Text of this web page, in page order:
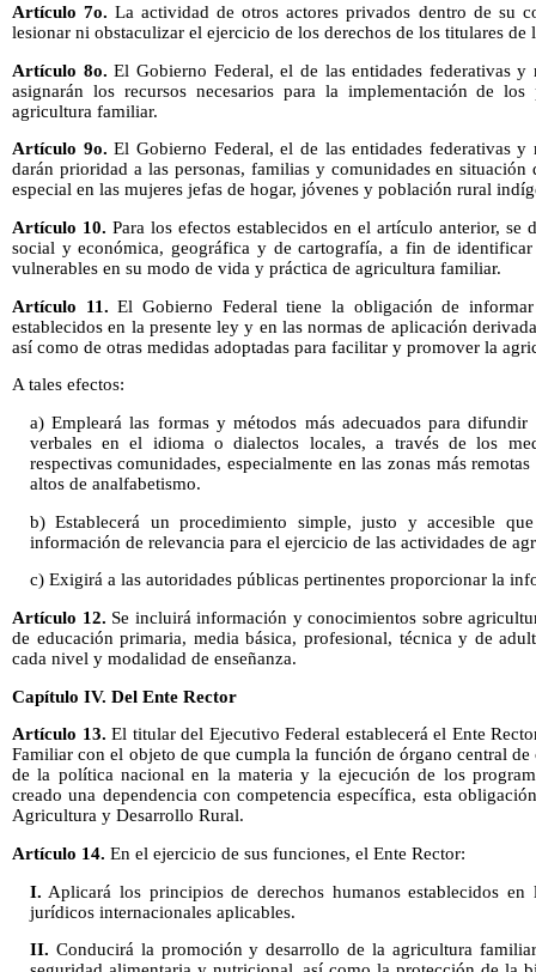
Artículo 7o. La actividad de otros actores privados dentro de su
lesionar ni obstaculizar el ejercicio de los derechos de los titulares
Artículo 8o. El Gobierno Federal, el de las entidades federativas y
asignarán los recursos necesarios para la implementación de
agricultura familiar.
Artículo 9o. El Gobierno Federal, el de las entidades federativas y
darán prioridad a las personas, familias y comunidades en
especial en las mujeres jefas de hogar, jóvenes y población rural
Artículo 10. Para los efectos establecidos en el artículo anterior, se
social y económica, geográfica y de cartografía, a fin de
vulnerables en su modo de vida y práctica de agricultura familiar.
Artículo 11. El Gobierno Federal tiene la obligación de
establecidos en la presente ley y en las normas de aplicación
así como de otras medidas adoptadas para facilitar y promover la
A tales efectos:
a) Empleará las formas y métodos más adecuados para
verbales en el idioma o dialectos locales, a través de los
respectivas comunidades, especialmente en las zonas más
altos de analfabetismo.
b) Establecerá un procedimiento simple, justo y accesible
información de relevancia para el ejercicio de las actividades de
c) Exigirá a las autoridades públicas pertinentes proporcionar la
Artículo 12. Se incluirá información y conocimientos sobre
de educación primaria, media básica, profesional, técnica y de
cada nivel y modalidad de enseñanza.
Capítulo IV. Del Ente Rector
Artículo 13. El titular del Ejecutivo Federal establecerá el Ente
Familiar con el objeto de que cumpla la función de órgano central
de la política nacional en la materia y la ejecución de los
creado una dependencia con competencia específica, esta
Agricultura y Desarrollo Rural.
Artículo 14. En el ejercicio de sus funciones, el Ente Rector:
I. Aplicará los principios de derechos humanos establecidos
jurídicos internacionales aplicables.
II. Conducirá la promoción y desarrollo de la agricultura